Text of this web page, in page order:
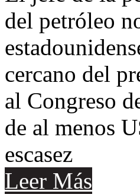
del petróleo
cercano del
al Congreso
de al menos
escasez
Leer Más